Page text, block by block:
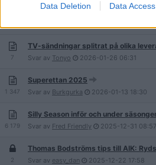
Data Deletion Data Access
MFF -- Åge Hareide lägger av: ”Nu
7
TV-sändningar splitrat på olika
Svar av Tonyo 2026-01-26 06:31
1 347
Superettan 2025
Svar av Burkgurka 2026-01-13 18:30
6 179
Silly Season inför och under
Svar av Fred Friendly 2025-12-31 08:57
2
Thomas Bodströms tips till AIK:
Svar av easy_dan 2025-12-22 17:58